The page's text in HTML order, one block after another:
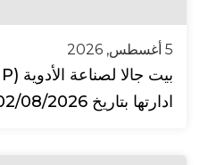
5 أغسطس, 2026
ادارتها بتاريخ 02/08/2026.